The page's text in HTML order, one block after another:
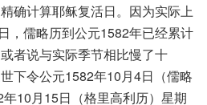
确计算耶稣复活日。因为实际上
，儒略历到公元1582年已经累计
者说与实际季节相比慢了十
下令公元1582年10月4日（儒略
10月15日（格里高利历）星期